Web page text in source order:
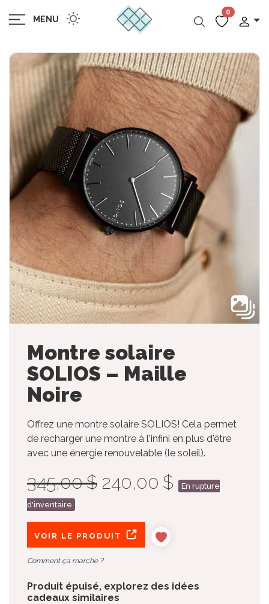
MENU
0
Montre solaire
SOLIOS – Maille
Noire
Offrez une montre solaire SOLIOS! Cela permet
de recharger une montre à l'infini en plus d'être
avec une énergie renouvelable (le soleil).
345,00 $ 240,00 $ En rupture
d'inventaire
VOIR LE PRODUIT
Comment ça marche ?
Produit épuisé, explorez des idées
cadeaux similaires